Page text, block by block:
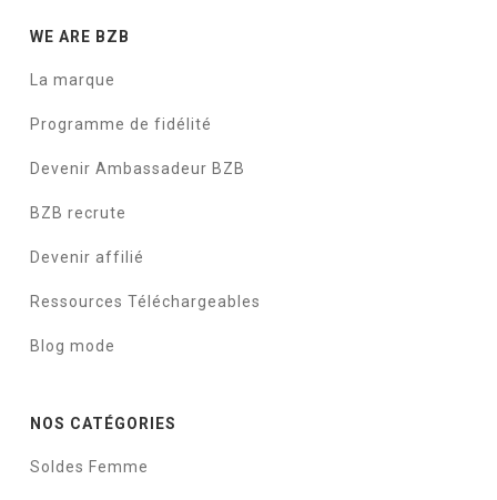
WE ARE BZB
La marque
Programme de fidélité
Devenir Ambassadeur BZB
BZB recrute
Devenir affilié
Ressources Téléchargeables
Blog mode
NOS CATÉGORIES
Soldes Femme